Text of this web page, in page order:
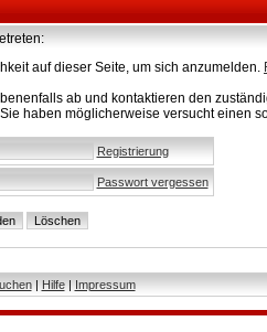
auf dieser Seite, um sich anzumelden.
ab und kontaktieren den
haben möglicherweise versucht einen
Registrierung
Passwort vergessen
| Hilfe| Impressum